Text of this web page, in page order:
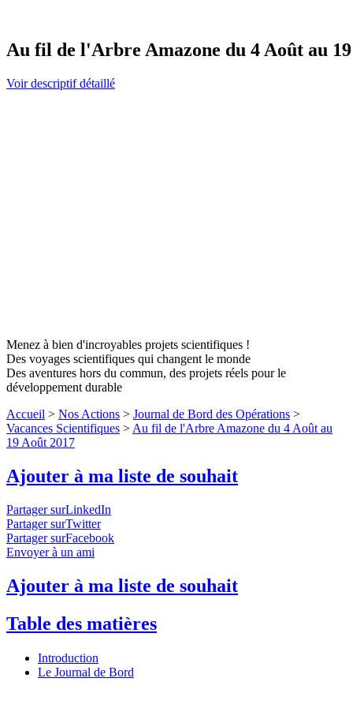
Au fil de l'Arbre Amazone du 4 Août au
Voir descriptif détaillé
Menez à bien d'incroyables projets scientifiques !
Des voyages scientifiques qui changent le monde
Des aventures hors du commun, des projets réels pour le
développement durable
Accueil > Nos Actions > Journal de Bord des Opérations >
Vacances Scientifiques > Au fil de l'Arbre Amazone du 4 Août au
19 Août 2017
Ajouter à ma liste de souhait
Partager surLinkedIn
Partager surTwitter
Partager surFacebook
Envoyer à un ami
Ajouter à ma liste de souhait
Table des matières
Introduction
Le Journal de Bord